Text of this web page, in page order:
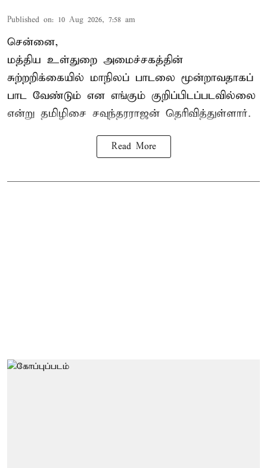
Published on: 10 Aug 2026, 7:58 am
சென்னை,
மத்திய உள்துறை அமைச்சகத்தின்
சுற்றறிக்கையில் மாநிலப் பாடலை மூன்றாவதாகப்
பாட வேண்டும் என எங்கும் குறிப்பிடப்படவில்லை
என்று தமிழிசை சவுந்தரராஜன் தெரிவித்துள்ளார்.
Read More